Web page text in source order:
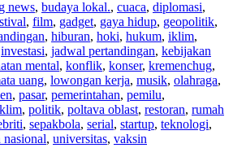
news, budaya lokal., cuaca, diplomasi,
, film, gadget, gaya hidup, geopolitik,
, hiburan, hoki, hukum, iklim,
investasi, jadwal pertandingan, kebijakan
mental, konflik, konser, kremenchug,
uang, lowongan kerja, musik, olahraga,
, pasar, pemerintahan, pemilu,
, politik, poltava oblast, restoran, rumah
, sepakbola, serial, startup, teknologi,
nasional, universitas, vaksin